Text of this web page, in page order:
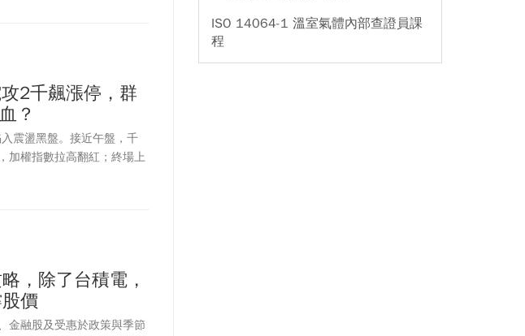
2千飆漲停，群
？
震盪黑盤。接近午盤，千
加權指數拉高翻紅；終場上
量6853.98億元，也成功收
應用題材助攻下，直接衝上
收。IC設計龍頭聯發科
盤提前卡位，撐起大盤一
踞AI和低軌衛星兩大市場，
檔登上2000元大關的PCB
，除了台積電，
價
金融股及受惠於政策與季節
ISO 14064-1 溫室氣體內部查證員課
程